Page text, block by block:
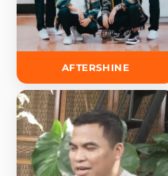
AFTERSHINE